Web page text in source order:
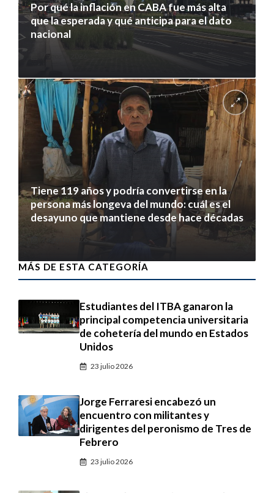
Por qué la inflación en CABA fue más alta
que la esperada y qué anticipa para el dato
nacional
Tiene 119 años y podría convertirse en la
persona más longeva del mundo: cuál es el
desayuno que mantiene desde hace décadas
MÁS DE ESTA CATEGORÍA
Estudiantes del ITBA ganaron la
principal competencia universitaria
de cohetería del mundo en Estados
Unidos
23 julio 2026
Jorge Ferraresi encabezó un
encuentro con militantes y
dirigentes del peronismo de Tres de
Febrero
23 julio 2026